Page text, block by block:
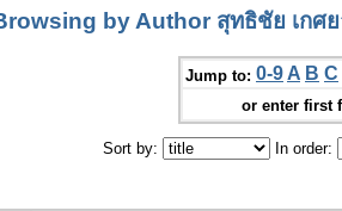
by Author สุทธิชัย เกศ
Jump to: 0-9 A B C
or enter first
Sort by: In order: